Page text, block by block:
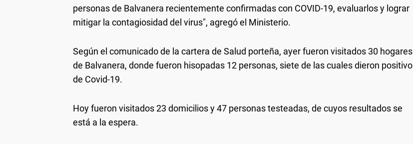
personas de Balvanera recientemente confirmadas con COVID-19, evaluarlos y lograr
mitigar la contagiosidad del virus", agregó el Ministerio.
Según el comunicado de la cartera de Salud porteña, ayer fueron visitados 30 hogares
de Balvanera, donde fueron hisopadas 12 personas, siete de las cuales dieron positivo
de Covid-19.
Hoy fueron visitados 23 domicilios y 47 personas testeadas, de cuyos resultados se
está a la espera.